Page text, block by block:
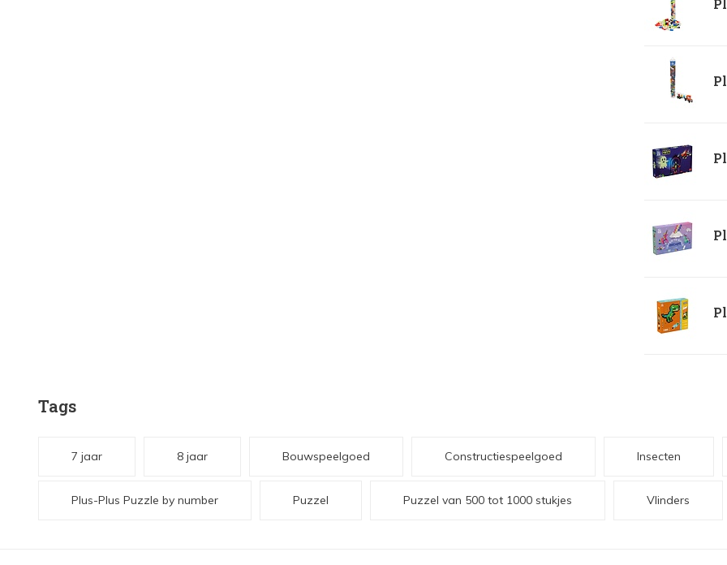
Tags
7 jaar 8 jaar Bouwspeelgoed Constructiespeelgoed Insecten
Plus-Plus Puzzle by number Puzzel Puzzel van 500 tot 1000 stukjes Vlinders